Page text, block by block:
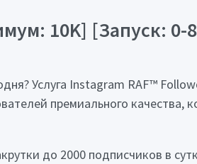
10K] [Запуск: 0-
Услуга Instagram RAF™
премиального качества,
до 2000 подписчиков в